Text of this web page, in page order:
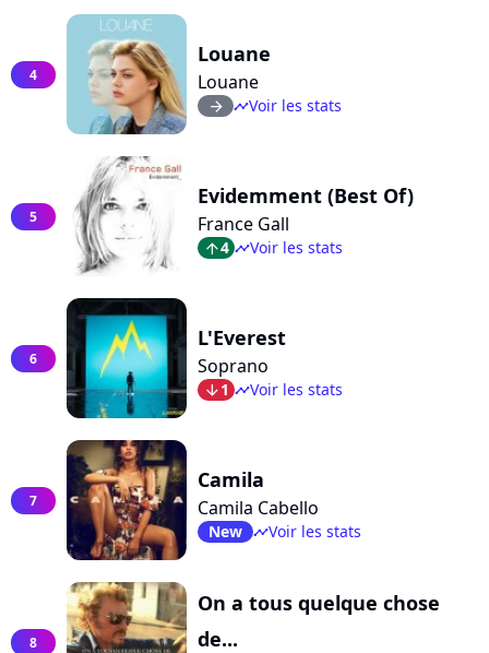
4
Louane
Louane
arrow_right timelineVoir les stats
5
Evidemment (Best Of)
France Gall
arrow_top4 timelineVoir les stats
6
L'Everest
Soprano
arrow_bot1 timelineVoir les stats
7
Camila
Camila Cabello
New timelineVoir les stats
8
On a tous quelque chose
de...